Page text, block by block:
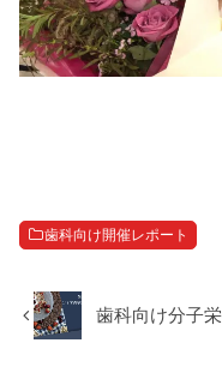
歯科向け開催レポート
歯科向け分子